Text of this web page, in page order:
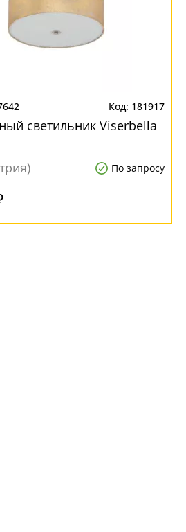
181917
светильник Viserbella
По запросу